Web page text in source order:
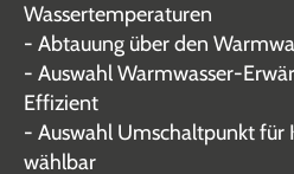
Wassertemperaturen
- Abtauung über den
- Auswahl Warmwasser-
Effizient
- Auswahl Umschaltpunkt für
wählbar